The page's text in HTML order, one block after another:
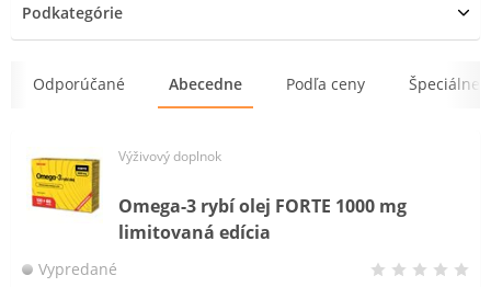
Podkategórie
Odporúčané Abecedne Podľa ceny Špeciálne
Výživový doplnok
Omega-3 rybí olej FORTE 1000 mg
limitovaná edícia
Vypredané